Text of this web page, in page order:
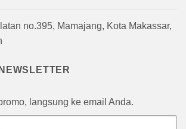
no.395, Mamajang, Kota Makassar,
langsung ke email Anda.